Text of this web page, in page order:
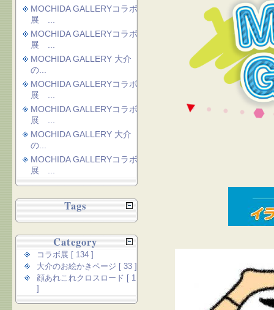
MOCHIDA GALLERYコラボ
展 ...
MOCHIDA GALLERYコラボ
展 ...
MOCHIDA GALLERY 大介
の...
MOCHIDA GALLERYコラボ
展 ...
MOCHIDA GALLERYコラボ
展 ...
MOCHIDA GALLERY 大介
の...
MOCHIDA GALLERYコラボ
展 ...
Tags
Category
コラボ展 [ 134 ]
大介のお絵かきページ [ 33 ]
顔あれこれクロスロード [ 1